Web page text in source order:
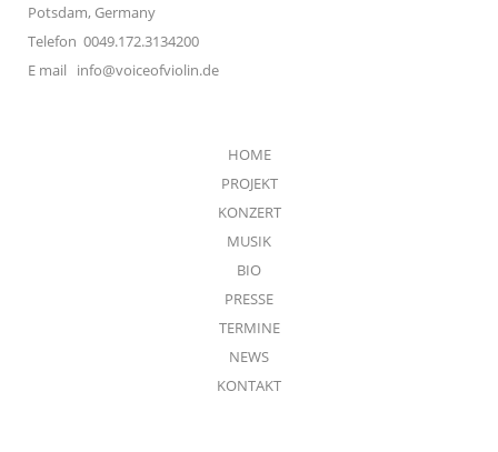
Potsdam, Germany
Telefon 0049.172.3134200
E mail info@voiceofviolin.de
HOME
PROJEKT
KONZERT
MUSIK
BIO
PRESSE
TERMINE
NEWS
KONTAKT